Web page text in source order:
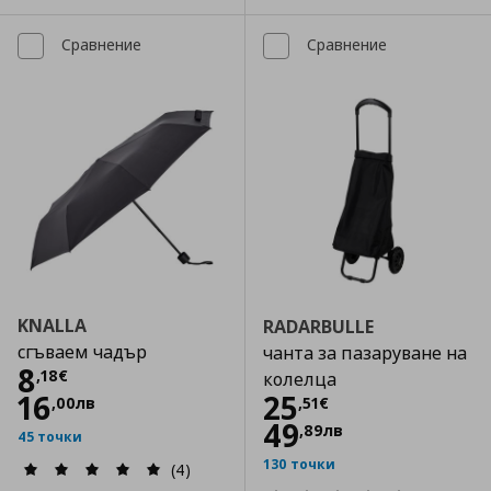
Сравнение
KNALLA
сгъваем чадър
8,18€
Цена
16,00лв
45 точки
(4)
Сравнение
RADARBULLE
чанта за пазаруване на
колелца
25,51€
Цена
49,89лв
130 точки